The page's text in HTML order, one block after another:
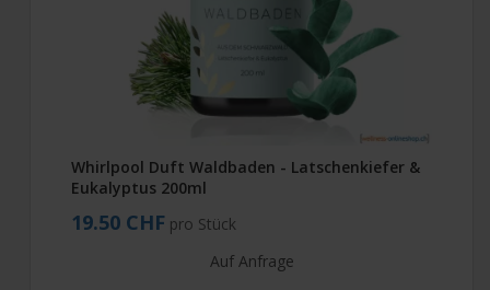
Whirlpool Duft Waldbaden - Latschenkiefer &
Eukalyptus 200ml
19.50 CHF pro Stück
Auf Anfrage